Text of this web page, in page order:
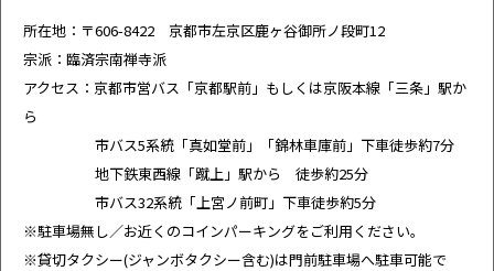
所在地：〒606-8422 京都市左京区鹿ヶ谷御所ノ段町12
宗派：臨済宗南禅寺派
アクセス：京都市営バス「京都駅前」もしくは京阪本線「三条」駅か
ら
市バス5系統「真如堂前」「錦林車庫前」下車徒歩約7分
地下鉄東西線「蹴上」駅から 徒歩約25分
市バス32系統「上宮ノ前町」下車徒歩約5分
※駐車場無し／お近くのコインパーキングをご利用ください。
※貸切タクシー(ジャンボタクシー含む)は門前駐車場へ駐車可能で